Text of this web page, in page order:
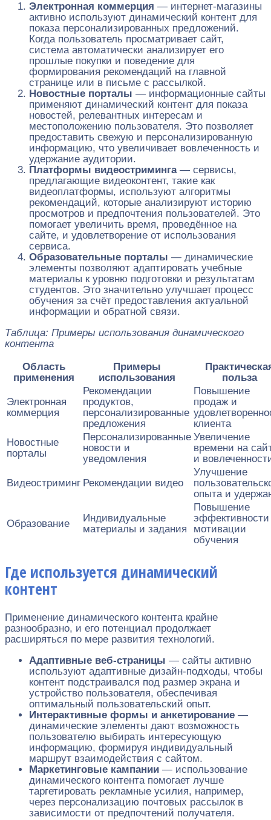
Электронная коммерция — интернет-магазины
активно используют динамический контент для
показа персонализированных предложений.
Когда пользователь просматривает сайт,
система автоматически анализирует его
прошлые покупки и поведение для
формирования рекомендаций на главной
странице или в письме с рассылкой.
Новостные порталы — информационные сайты
применяют динамический контент для показа
новостей, релевантных интересам и
местоположению пользователя. Это позволяет
предоставить свежую и персонализированную
информацию, что увеличивает вовлеченность и
удержание аудитории.
Платформы видеостриминга— сервисы,
предлагающие видеоконтент, такие как
видеоплатформы, используют алгоритмы
рекомендаций, которые анализируют историю
просмотров и предпочтения пользователей. Это
помогает увеличить время, проведённое на
сайте, и удовлетворение от использования
сервиса.
Образовательные порталы — динамические
элементы позволяют адаптировать учебные
материалы к уровню подготовки и результатам
студентов. Это значительно улучшает процесс
обучения за счёт предоставления актуальной
информации и обратной связи.
Таблица: Примеры использования динамического
контента
Область
применения
Примеры
использования
польза
Электронная
коммерция
Рекомендации
продуктов,
персонализированные
предложения
Повышение
продаж и
клиента
Новостные
порталы
Персонализированные
новости и
уведомления
Увеличение
времени на
и
Видеостриминг Рекомендации видео
Улучшение
опыта и
Образование
Индивидуальные
материалы и задания
Повышение
мотивации
обучения
Где используется динамический
контент
Применение динамического контента крайне
разнообразно, и его потенциал продолжает
расширяться по мере развития технологий.
Адаптивные веб-страницы — сайты активно
используют адаптивные дизайн-подходы, чтобы
контент подстраивался под размер экрана и
устройство пользователя, обеспечивая
оптимальный пользовательский опыт.
Интерактивные формы и анкетирование —
динамические элементы дают возможность
пользователю выбирать интересующую
информацию, формируя индивидуальный
маршрут взаимодействия с сайтом.
Маркетинговые кампании — использование
динамического контента помогает лучше
таргетировать рекламные усилия, например,
через персонализацию почтовых рассылок в
зависимости от предпочтений получателя.